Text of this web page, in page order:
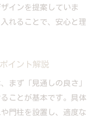
インを提案していま
れることで、安心と理
イント解説
まず「見通しの良さ」
ことが基本です。具体
門柱を設置し、適度な